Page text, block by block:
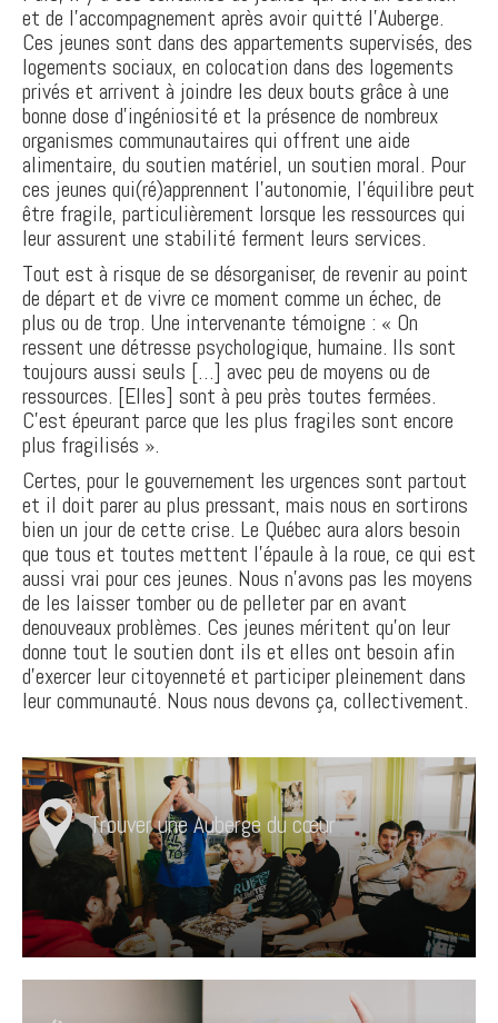
et de l’accompagnement après avoir quitté l’Auberge.
Ces jeunes sont dans des appartements supervisés, des
logements sociaux, en colocation dans des logements
privés et arrivent à joindre les deux bouts grâce à une
bonne dose d’ingéniosité et la présence de nombreux
organismes communautaires qui offrent une aide
alimentaire, du soutien matériel, un soutien moral. Pour
ces jeunes qui(ré)apprennent l’autonomie, l’équilibre peut
être fragile, particulièrement lorsque les ressources qui
leur assurent une stabilité ferment leurs services.
Tout est à risque de se désorganiser, de revenir au point
de départ et de vivre ce moment comme un échec, de
plus ou de trop. Une intervenante témoigne : « On
ressent une détresse psychologique, humaine. Ils sont
toujours aussi seuls […] avec peu de moyens ou de
ressources. [Elles] sont à peu près toutes fermées.
C’est épeurant parce que les plus fragiles sont encore
plus fragilisés ».
Certes, pour le gouvernement les urgences sont partout
et il doit parer au plus pressant, mais nous en sortirons
bien un jour de cette crise. Le Québec aura alors besoin
que tous et toutes mettent l’épaule à la roue, ce qui est
aussi vrai pour ces jeunes. Nous n’avons pas les moyens
de les laisser tomber ou de pelleter par en avant
denouveaux problèmes. Ces jeunes méritent qu’on leur
donne tout le soutien dont ils et elles ont besoin afin
d’exercer leur citoyenneté et participer pleinement dans
leur communauté. Nous nous devons ça, collectivement.
Trouver une Auberge du cœur